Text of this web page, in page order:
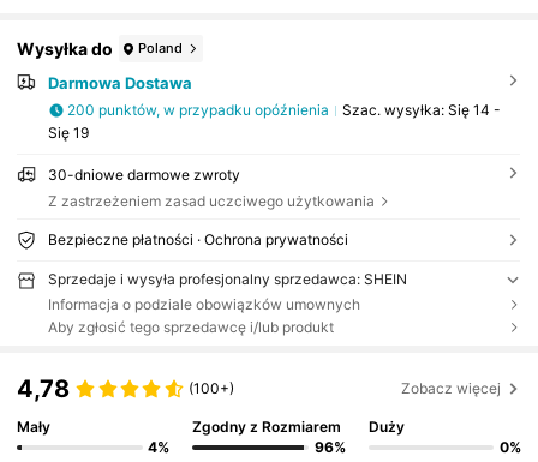
Wysyłka do Poland
Darmowa Dostawa
200 punktów, w przypadku opóźnienia Szac. wysyłka: Się 14 -
Się 19
30-dniowe darmowe zwroty
Z zastrzeżeniem zasad uczciwego użytkowania
Bezpieczne płatności · Ochrona prywatności
Sprzedaje i wysyła profesjonalny sprzedawca: SHEIN
Informacja o podziale obowiązków umownych
Aby zgłosić tego sprzedawcę i/lub produkt
4,78 (100+) Zobacz więcej
Mały
4%
Zgodny z Rozmiarem
96%
Duży
0%